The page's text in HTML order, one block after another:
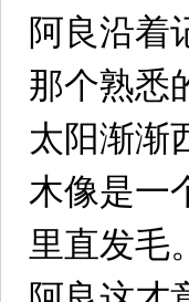
阿良沿着
那个熟悉
太阳渐渐
木像是一
里直发毛。